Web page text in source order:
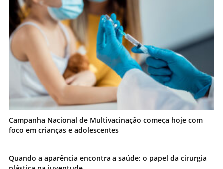
Campanha Nacional de Multivacinação começa hoje com
foco em crianças e adolescentes
Quando a aparência encontra a saúde: o papel da cirurgia